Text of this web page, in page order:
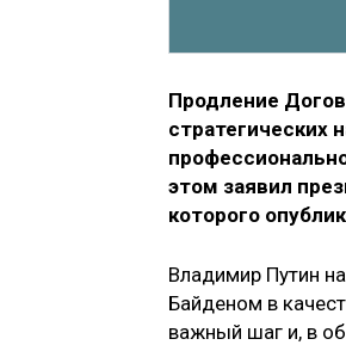
Продление
стратегических
этом заявил
которого
Владимир Путин
Байденом в
важный шаг и, в